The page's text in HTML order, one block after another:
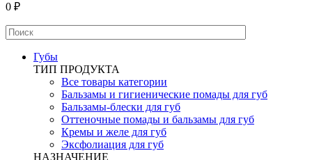
0 ₽
Губы
ТИП ПРОДУКТА
Все товары категории
Бальзамы и гигиенические помады для губ
Бальзамы-блески для губ
Оттеночные помады и бальзамы для губ
Кремы и желе для губ
Эксфолиация для губ
НАЗНАЧЕНИЕ